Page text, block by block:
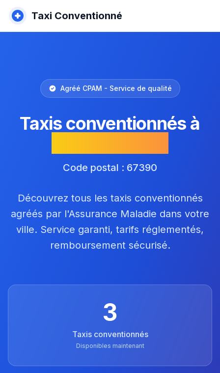
Taxi Conventionné
Agréé CPAM - Service de qualité
Taxis conventionnés à
Code postal : 67390
Découvrez tous les taxis conventionnés
agréés par l'Assurance Maladie dans votre
ville. Service garanti, tarifs réglementés,
remboursement sécurisé.
3
Taxis conventionnés
Disponibles maintenant